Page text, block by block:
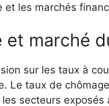
et les marchés
marché
sur les taux à
Le taux de
secteurs exposés